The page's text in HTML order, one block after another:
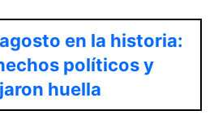
agosto en la historia:
políticos y
huella